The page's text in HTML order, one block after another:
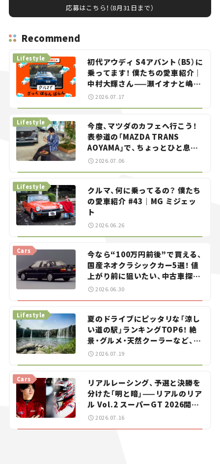
応募はこちら！（8月31日まで）
Recommend
初代アウディ S4アバント（B5）に
乗ってます！ 僕たちの愛車紹介｜
中村大輝さん——瀬イオナと嶋田
智之の「クルマでざっくばらんば
Lifestyle
2026.07.17
今度、マツダのカフェへ行こう！
表参道の「MAZDA TRANS
AOYAMA」で、ちょっとひと息。
——連載｜CCGとクルマでどうす
る？＜第13回＞
Lifestyle
2026.07.06
クルマ、何に乗ってるの？ 僕たち
の愛車紹介 #43｜MG ミジェッ
ト
Lifestyle
2026.06.26
今なら“100万円前後”で買える、
国産ネオクラシックカー5選！ 値
上がり前に狙いたい、中古車探し
をお手伝い――ちょっとイケてるマ
イカー選び #02
Cars
2026.06.30
夏のドライブにピッタリな「涼し
い道の駅」ランキングTOP6！ 絶
景・グルメ・天然クーラーなど、避
暑におすすめのスポットを紹介
Lifestyle
2026.07.19
リアルレーシング、予選と決勝を
分けた「明と暗」——リアルのリア
ル Vol.2 スーパーGT 2026開幕
戦 岡山国際サーキット
Cars
2026.07.16